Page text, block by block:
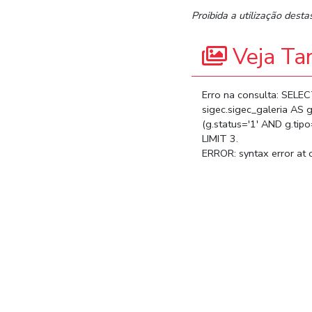
Proibida a utilização
Veja
Erro na consulta:
sigec.sigec_galeria AS
(g.status='1' AND
LIMIT 3.
ERROR: syntax error